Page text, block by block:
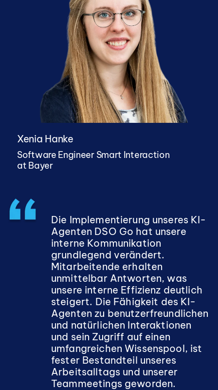
Xenia Hanke
Software Engineer Smart Interaction
at Bayer
Die Implementierung unseres KI-
Agenten DSO Go hat unsere
interne Kommunikation
grundlegend verändert.
Mitarbeitende erhalten
unmittelbar Antworten, was
unsere interne Effizienz deutlich
steigert. Die Fähigkeit des KI-
Agenten zu benutzerfreundlichen
und natürlichen Interaktionen
und sein Zugriff auf einen
umfangreichen Wissenspool, ist
fester Bestandteil unseres
Arbeitsalltags und unserer
Teammeetings geworden.